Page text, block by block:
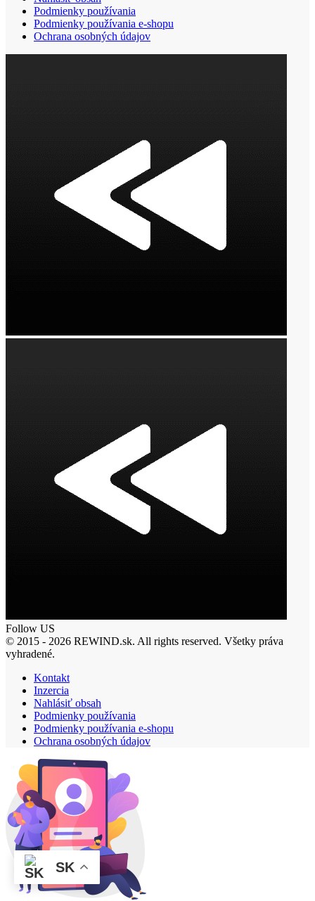
Podmienky používania
Podmienky používania e-shopu
Ochrana osobných údajov
Follow US
© 2015 - 2026 REWIND.sk. All rights reserved. Všetky práva
vyhradené.
Kontakt
Inzercia
Nahlásiť obsah
Podmienky používania
Podmienky používania e-shopu
Ochrana osobných údajov
SK